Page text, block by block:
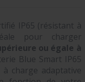
IP65 (résistant à
pour charger
ou égale à
Blue Smart IP65
charge adaptative